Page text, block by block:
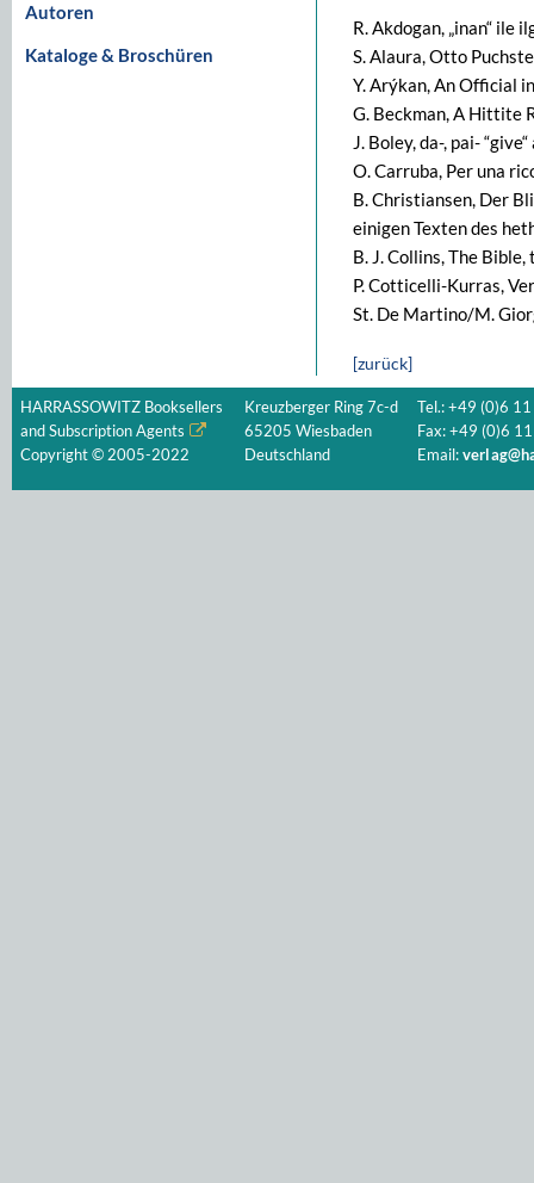
Autoren
Kataloge & Broschüren
R. Akdogan, „inan“
S. Alaura, Otto
Y. Arýkan, An Official
G. Beckman, A Hittite
J. Boley, da-, pai-
O. Carruba, Per una
B. Christiansen, Der
einigen Texten des
B. J. Collins, The
P. Cotticelli-Kurras,
St. De Martino/M.
[zurück]
HARRASSOWITZ Booksellers
and Subscription Agents
Copyright © 2005-2022
Kreuzberger Ring 7c-d
65205 Wiesbaden
Deutschland
Tel.: +49 (0)6
Fax: +49 (0)6
Email: